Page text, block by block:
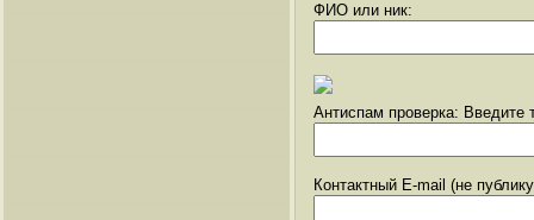
ФИО или ник:
Антиспам проверка: Введите
Контактный E-mail (не